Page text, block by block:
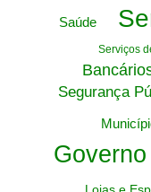
Saúde
Serviços
Segurança
Governo